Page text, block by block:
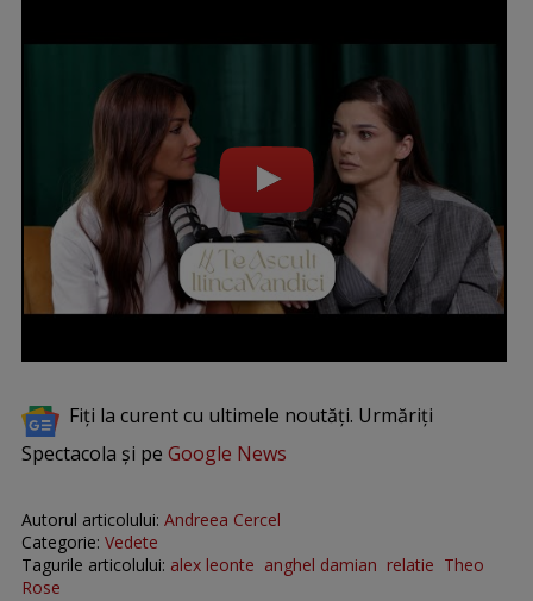
Fiți la curent cu ultimele noutăți. Urmăriți
Spectacola și pe Google News
Autorul articolului: Andreea Cercel
Categorie: Vedete
Tagurile articolului: alex leonte anghel damian relatie Theo
Rose